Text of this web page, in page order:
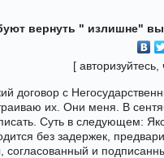
вернуть " излишне"
[ авторизуйтесь,
договор с
их. Они меня. В
Суть в следующем:
без задержек,
согласованный и